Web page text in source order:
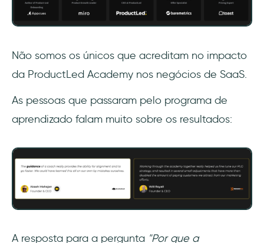
Não somos os únicos que acreditam no impacto
da ProductLed Academy nos negócios de SaaS.
As pessoas que passaram pelo programa de
aprendizado falam muito sobre os resultados:
A resposta para a pergunta "Por que a